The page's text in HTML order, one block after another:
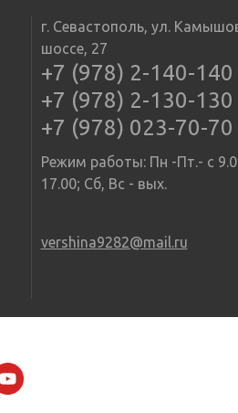
г. Севастополь, ул.
шоссе, 27
+7 (978) 2-140-140
+7 (978) 2-130-130
+7 (978) 023-70-70
Режим работы: Пн -Пт.- с
17.00; Сб, Вс - вых.
vershina9282@mail.ru